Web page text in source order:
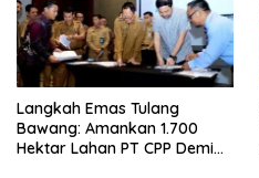
Langkah Emas Tulang
Bawang: Amankan 1.700
Hektar Lahan PT CPP Demi